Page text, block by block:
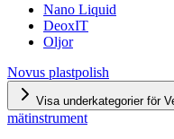
Nano Liquid
DeoxIT
Oljor
Novus plastpolish
Visa underkategorier för
mätinstrument